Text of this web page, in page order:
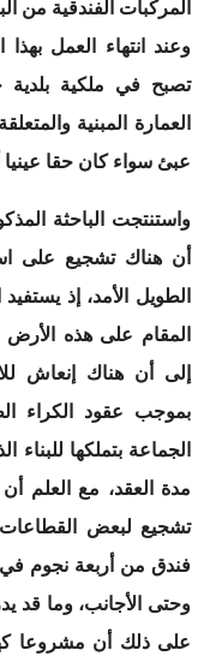
المركبات الفندقية
وعند انتهاء العمل
تصبح في ملكية بلدية
العمارة المبنية
عبئ سواء كان حقا عينيا
واستنتجت الباحثة
أن هناك تشجيع على
الطويل الأمد، إذ
المقام على هذه الأرض
إلى أن هناك إنعاش
بموجب عقود الكراء
الجماعة بتملكها
مدة العقد، مع العلم
تشجيع لبعض القطاعات
فندق من أربعة نجوم في
وحتى الأجانب، وما قد
على ذلك أن مشروعا